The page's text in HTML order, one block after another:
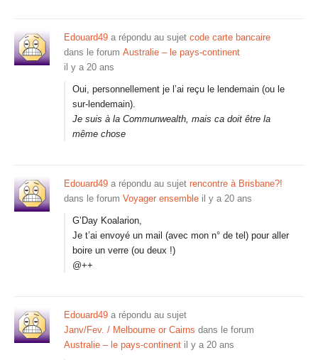
Edouard49 a répondu au sujet code carte bancaire
dans le forum Australie – le pays-continent
il y a 20 ans
Oui, personnellement je l’ai reçu le lendemain (ou le
sur-lendemain).
Je suis à la Communwealth, mais ca doit être la
même chose
Edouard49 a répondu au sujet rencontre à Brisbane?!
dans le forum Voyager ensemble il y a 20 ans
G’Day Koalarion,
Je t’ai envoyé un mail (avec mon n° de tel) pour aller
boire un verre (ou deux !)
@++
Edouard49 a répondu au sujet
Janv/Fev. / Melbourne or Cairns dans le forum
Australie – le pays-continent il y a 20 ans